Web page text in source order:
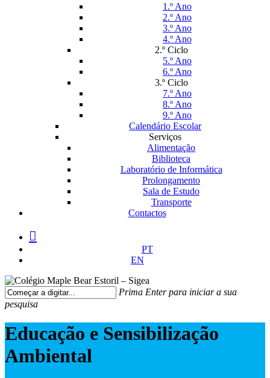
1.º Ano
2.º Ano
3.º Ano
4.º Ano
2.º Ciclo
5.º Ano
6.º Ano
3.º Ciclo
7.º Ano
8.º Ano
9.º Ano
Calendário Escolar
Serviços
Alimentação
Biblioteca
Laboratório de Informática
Prolongamento
Sala de Estudo
Transporte
Contactos
facebook
instagram
medium
PT
EN
Prima Enter para iniciar a sua
pesquisa
Pesquisa
Educação e Sensibilização
Ambiental